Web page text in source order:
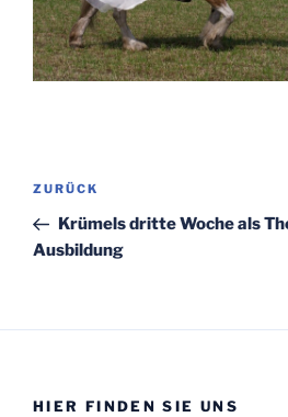
Beitragsnavigation
Vorheriger
Beitrag
ZURÜCK
Krümels dritte Woche als
Ausbildung
HIER FINDEN SIE UNS